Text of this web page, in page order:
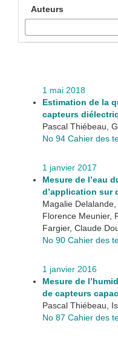
Auteurs
1 mai 2018
Estimation de la
capteurs
Pascal Thiébeau,
No 94 Cahier des
1 janvier 2017
Mesure de l’eau
d’application sur
Magalie
Florence Meunier,
Fargier, Claude
No 90 Cahier des
1 janvier 2016
Mesure de
de capteurs
Pascal Thiébeau,
No 87 Cahier des